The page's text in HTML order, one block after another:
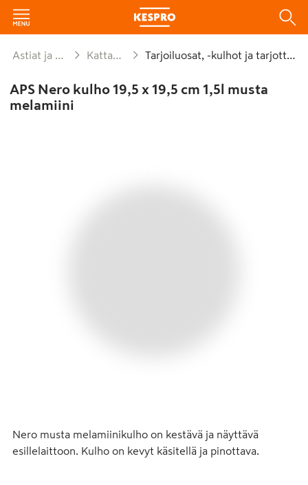
Astiat ja kattaus Kattaminen Tarjoiluosat, -kulhot ja tarjottimet
APS Nero kulho 19,5 x 19,5 cm 1,5l musta
melamiini
Nero musta melamiinikulho on kestävä ja näyttävä
esillelaittoon. Kulho on kevyt käsitellä ja pinottava.